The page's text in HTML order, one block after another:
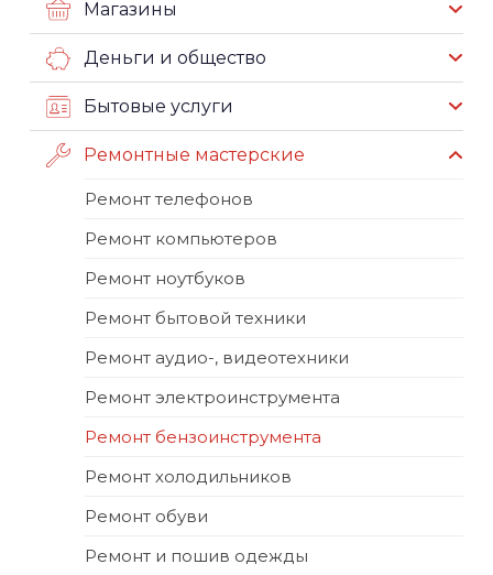
Магазины
Деньги и общество
Бытовые услуги
Ремонтные мастерские
Ремонт телефонов
Ремонт компьютеров
Ремонт ноутбуков
Ремонт бытовой техники
Ремонт аудио-, видеотехники
Ремонт электроинструмента
Ремонт бензоинструмента
Ремонт холодильников
Ремонт обуви
Ремонт и пошив одежды